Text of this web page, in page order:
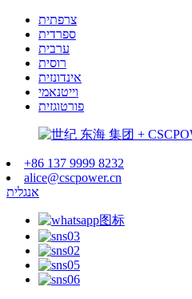
צרפתית
ספרדית
ערבית
רוסית
אינדונזית
וייטנאמי
פורטוגזית
+86 137 9999 8232
alice@cscpower.cn
אנגלית